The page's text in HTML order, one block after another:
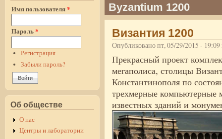
Имя пользователя*
Пароль*
Регистрация
Забыли пароль?
Об обществе
О нас
Центры и лаборатории
Byzantium 1200
Византия 1200
Опубликовано пт, 05/29/2015 - 19:09
Прекрасный проект
мегаполиса, столицы
Константинополя по
трехмерные компьютерные
известных зданий и